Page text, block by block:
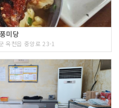
풍미당
옥천읍 중앙로 23-1